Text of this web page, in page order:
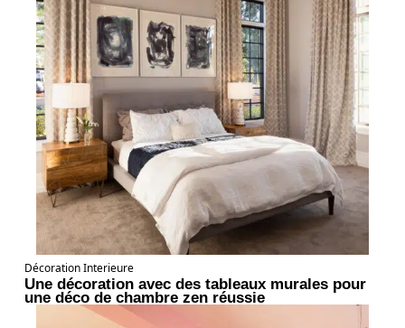
Décoration Interieure
Une décoration avec des tableaux murales pour
une déco de chambre zen réussie